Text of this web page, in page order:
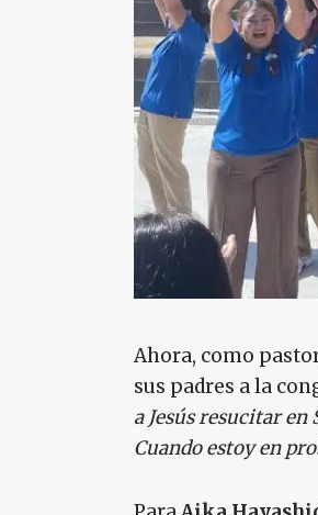
Ahora, como
sus padres a la
a Jesús resucitar
Cuando estoy en